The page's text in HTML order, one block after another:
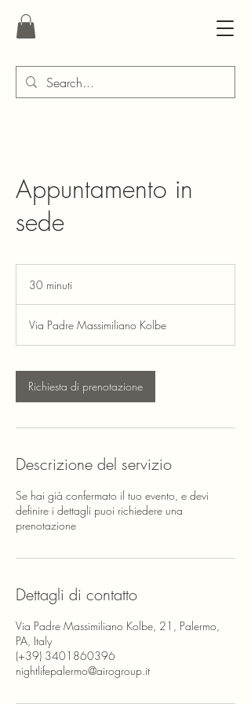
Appuntamento in
sede
30 minuti
i
n
t
i
Via Padre Massimiliano Kolbe
Richiesta di prenotazione
Descrizione del servizio
Se hai già confermato il tuo evento, e devi
definire i dettagli puoi richiedere una
prenotazione
Dettagli di contatto
Via Padre Massimiliano Kolbe, 21, Palermo,
PA, Italy
(+39) 3401860396
nightlifepalermo@airogroup.it